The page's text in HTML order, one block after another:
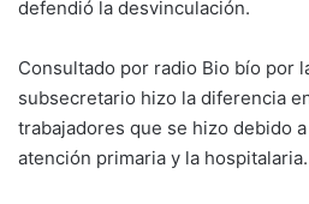
defendió la desvinculación.
Consultado por radio Bio bío por
subsecretario hizo la diferencia
trabajadores que se hizo debido
atención primaria y la hospitalaria.